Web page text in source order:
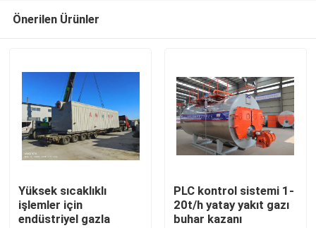
Önerilen Ürünler
Yüksek sıcaklıklı
işlemler için
endüstriyel gazla
PLC kontrol sistemi 1-
20t/h yatay yakıt gazı
buhar kazanı